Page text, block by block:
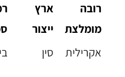
רובה
מומלצת
אקרילית
ארץ
ייצור
סין